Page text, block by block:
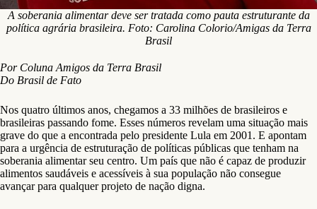
A soberania alimentar deve ser tratada como pauta estruturante da
política agrária brasileira. Foto: Carolina Colorio/Amigas da Terra
Brasil
Por Coluna Amigos da Terra Brasil
Do Brasil de Fato
Nos quatro últimos anos, chegamos a 33 milhões de brasileiros e
brasileiras passando fome. Esses números revelam uma situação mais
grave do que a encontrada pelo presidente Lula em 2001. E apontam
para a urgência de estruturação de políticas públicas que tenham na
soberania alimentar seu centro. Um país que não é capaz de produzir
alimentos saudáveis e acessíveis à sua população não consegue
avançar para qualquer projeto de nação digna.